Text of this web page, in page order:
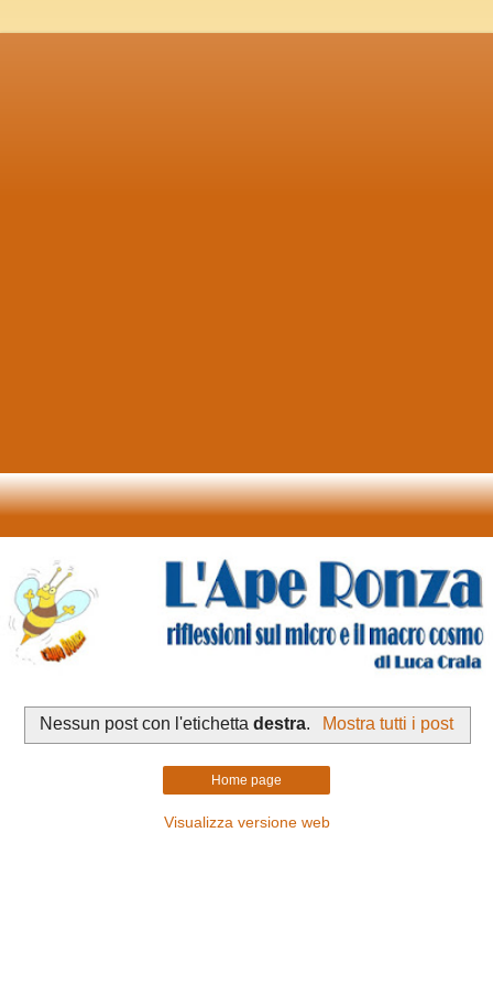
Nessun post con l'etichettadestra. Mostra tutti i post
Home page
Visualizza versione web